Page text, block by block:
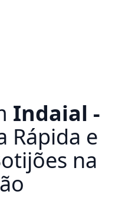
Indaial -
Rápida e
na